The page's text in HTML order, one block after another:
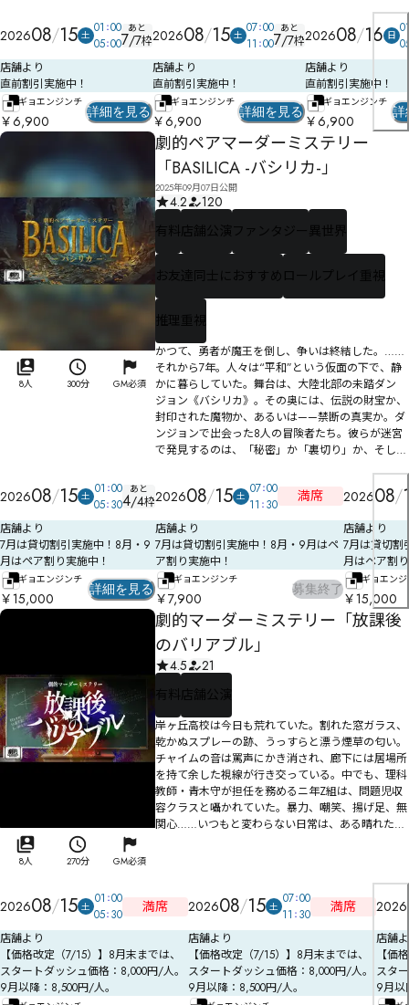
202608 15 土 01 00
05 00
あと
7/7枠
店舗より
直前割引実施中！
ギョエンジンチ
￥6,900
詳細を見る
202608 15 土 07 00
11 00
あと
7/7枠
店舗より
直前割引実施中！
ギョエンジンチ
￥6,900
詳細を見る
202608 16 日
店舗より
直前割引実施中！
ギョエンジンチ
￥6,900
詳
8人 300分 GM必須
劇的ペアマーダーミステリー
「BASILICA -バシリカ-」
2025年09月07日公開
4.2
120
有料 店舗公演ファンタジー 異世界
お友達同士におすすめ ロールプレイ重視
推理重視
かつて、勇者が魔王を倒し、争いは終結した。……
それから7年。人々は“平和”という仮面の下で、静
かに暮らしていた。舞台は、大陸北部の未踏ダン
ジョン《バシリカ》。その奥には、伝説の財宝か、
封印された魔物か、あるいは——禁断の真実か。ダ
ンジョンで出会った8人の冒険者たち。彼らが迷宮
で発見するのは、「秘密」か「裏切り」か、そして
辿り着ける。さあ、冒険の扉を開けるのは――あなた
と、相棒だ‼️
202608 15 土 01 00
05 30
あと
4/4枠
店舗より
7月は貸切割引実施中！8月・9
月はペア割り実施中！
ギョエンジンチ
￥15,000
詳細を見る
202608 15 土 07 00
11 30 満席
店舗より
7月は貸切割引実施中！8月・9月はペ
ア割り実施中！
ギョエンジンチ
￥7,900
募集終了
202608
店舗より
7月は貸切割
月はペア割
ギョエン
￥15,000
8人 270分 GM必須
劇的マーダーミステリー「放課後
のバリアブル」
4.5
21
有料 店舗公演
岸ヶ丘高校は今日も荒れていた。割れた窓ガラス、
乾かぬスプレーの跡、うっすらと漂う煙草の匂い。
チャイムの音は罵声にかき消され、廊下には居場所
を持て余した視線が行き交っている。中でも、理科
教師・青木守が担任を務めるニ年Z組は、問題児収
容クラスと囁かれていた。暴力、嘲笑、揚げ足、無
関心……いつもと変わらない日常は、ある晴れた日
202608 15 土 01 00
05 30 満席
店舗より
【価格改定（7/15）】8月末までは、
スタートダッシュ価格：8,000円/人。
9月以降：8,500円/人。
202608 15 土 07 00
11 30 満席
店舗より
【価格改定（7/15）】8月末までは、
スタートダッシュ価格：8,000円/人。
9月以降：8,500円/人。
2026
店舗
【価
スタ
9月以